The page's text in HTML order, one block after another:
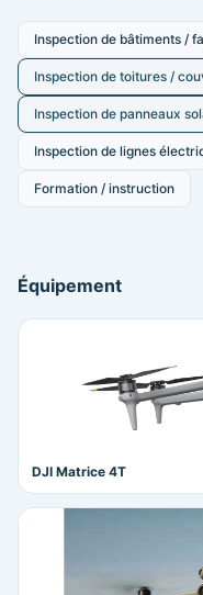
Inspection de bâtiments /
Inspection de toitures /
Inspection de panneaux
Inspection de lignes
Formation / instruction
Équipement
DJI Matrice 4T